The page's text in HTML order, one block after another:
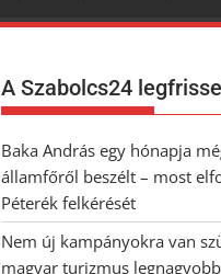
A Szabolcs24
Baka András egy hónapja
államfőről beszélt – most
Péterék felkérését
Nem új kampányokra van
magyar turizmus